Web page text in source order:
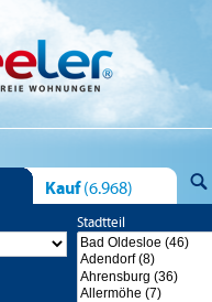
Kauf (6.968)
Stadtteil